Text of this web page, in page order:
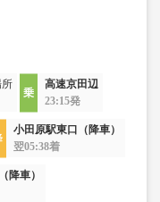
所
高速京田辺
23:15発
小田原駅東口（降車）
翌05:38着
降車）